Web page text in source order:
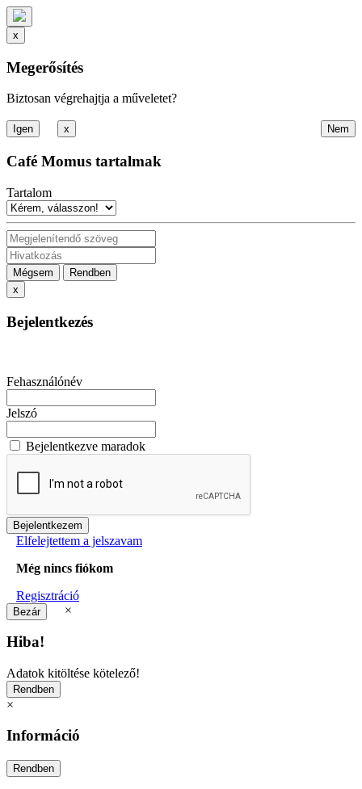
x
Megerősítés
Biztosan végrehajtja a műveletet?
x
Café Momus tartalmak
Tartalom
Mégsem
Rendben
x
Bejelentkezés
Fehasználónév
Jelszó
Bejelentkezve maradok
Elfelejtettem a jelszavam
Még nincs fiókom
Regisztráció
×
Hiba!
Adatok kitöltése kötelező!
×
Információ